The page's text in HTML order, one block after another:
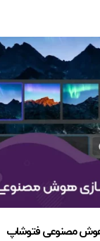
مصنوعی فتوشاپ